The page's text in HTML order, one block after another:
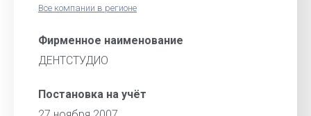
Все компании в регионе
Фирменное наименование
ДЕНТСТУДИО
Постановка на учёт